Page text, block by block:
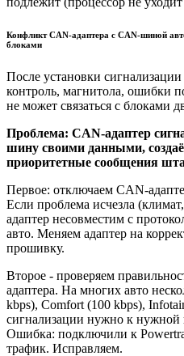
Конфликт CAN-адаптера с CAN-шиной
блоками
После установки сигнализации
контроль, магнитола, ошибки
не может связаться с блоками
Проблема: CAN-адаптер
шину своими данными,
приоритетные сообщения
Первое: отключаем CAN-
Если проблема исчезла
адаптер несовместим с
авто. Меняем адаптер на
прошивку.
Второе - проверяем
адаптера. На многих авто
kbps), Comfort (100 kbps),
сигнализации нужно к
Ошибка: подключили к
трафик. Исправляем.